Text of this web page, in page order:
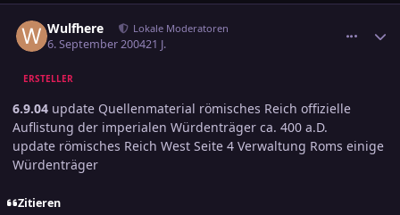
Wulfhere Lokale Moderatoren
6. September 200421 J.
ERSTELLER
6.9.04 update Quellenmaterial römisches Reich offizielle
Auflistung der imperialen Würdenträger ca. 400 a.D.
update römisches Reich West Seite 4 Verwaltung Roms einige
Würdenträger
Zitieren